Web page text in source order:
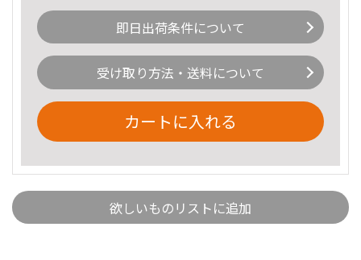
即日出荷条件について
受け取り方法・送料について
カートに入れる
欲しいものリストに追加